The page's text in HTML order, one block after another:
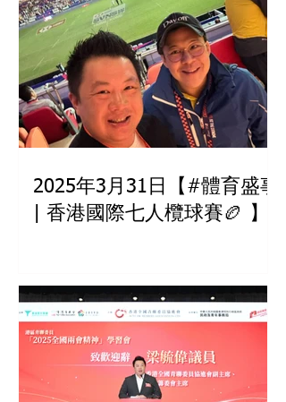
2025年3月31日【#體育盛事
| 香港國際七人欖球賽🏉 】